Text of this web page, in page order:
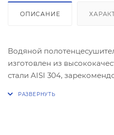
ОПИСАНИЕ
Водяной
изготовлен из
стали AISI 304,